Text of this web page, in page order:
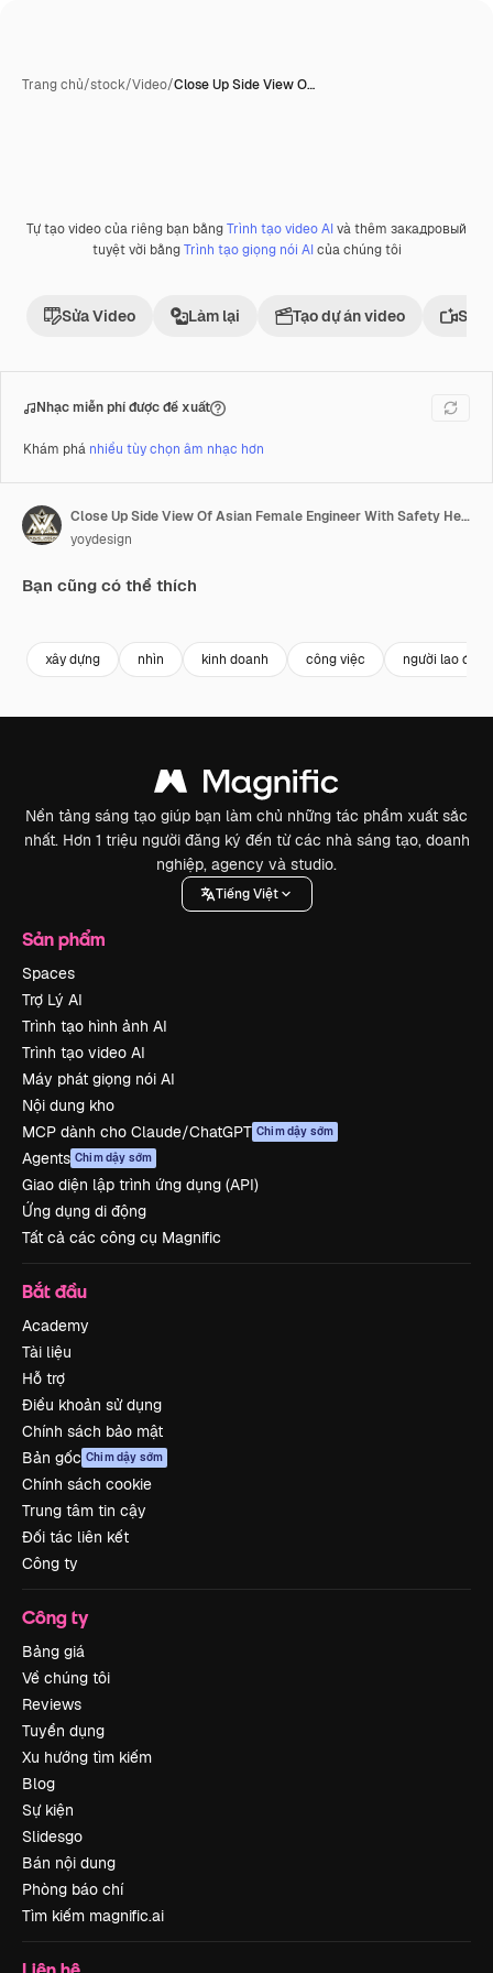
Trang chủ/stock/Video/Close Up Side View O…
Phần thưởng
Tự tạo video của riêng bạn bằngTrình tạo video AIvà thêm закадровый
tuyệt vời bằngTrình tạo giọng nói AIcủa chúng tôi
Sửa Video Làm lại Tạo dự án video Sử
Nhạc miễn phí được đề xuất
Khám phá nhiều tùy chọn âm nhạc hơn
Close Up Side View Of Asian Female Engineer With Safety Helmet Smiling And Saying Wow While Standing In a Refinery, Oil Processing Equipment And Machinery
yoydesign
Bạn cũng có thể thích
xây dựng nhìn kinh doanh công việc người lao động
Nền tảng sáng tạo giúp bạn làm chủ những tác phẩm xuất sắc
nhất. Hơn 1 triệu người đăng ký đến từ các nhà sáng tạo, doanh
nghiệp, agency và studio.
Tiếng Việt
Sản phẩm
Spaces
Trợ Lý AI
Trình tạo hình ảnh AI
Trình tạo video AI
Máy phát giọng nói AI
Nội dung kho
MCP dành cho Claude/ChatGPT Chim dậy sớm
Agents Chim dậy sớm
Giao diện lập trình ứng dụng (API)
Ứng dụng di động
Tất cả các công cụ Magnific
Bắt đầu
Academy
Tài liệu
Hỗ trợ
Điều khoản sử dụng
Chính sách bảo mật
Bản gốc Chim dậy sớm
Chính sách cookie
Trung tâm tin cậy
Đối tác liên kết
Công ty
Công ty
Bảng giá
Về chúng tôi
Reviews
Tuyển dụng
Xu hướng tìm kiếm
Blog
Sự kiện
Slidesgo
Bán nội dung
Phòng báo chí
Tìm kiếm magnific.ai